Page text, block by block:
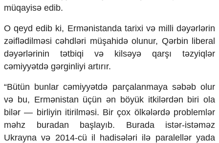
Humanitar
Elm və təhsil
Mədəniyyət
Diaspor
Yüksəliş hekayəsi
Mədəniyyətimizin Zəfəri
Zəfər Diasporu
Səhiyyə
Ailə və uşaq
Turizm
İqtisadiyyat
müqayisə edib.
O qeyd edib ki, Ermənistanda tarixi və milli dəyərlərin
zəiflədilməsi cəhdləri müşahidə olunur, Qərbin liberal
dəyərlərinin tətbiqi və kilsəyə qarşı təzyiqlər
cəmiyyətdə gərginliyi artırır.
“Bütün bunlar cəmiyyətdə parçalanmaya səbəb olur
və bu, Ermənistan üçün ən böyük itkilərdən biri ola
bilər — birliyin itirilməsi. Bir çox ölkələrdə problemlər
məhz buradan başlayıb. Burada istər-istəməz
Ukrayna və 2014-cü il hadisələri ilə paralellər yada